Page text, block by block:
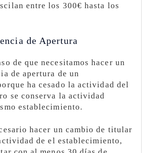
entre los 300€ hasta los
de Apertura
de que necesitamos hacer un
de apertura de un
ha cesado la actividad del
se conserva la actividad
establecimiento.
hacer un cambio de titular
de el establecimiento,